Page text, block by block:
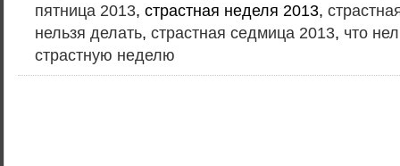
пятница 2013, страстная неделя 2013,
нельзя делать, страстная седмица 2013, что
страстную неделю